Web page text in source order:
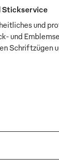
Stickservice
und
und
Schriftzügen